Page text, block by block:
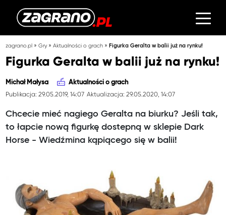
zagrano.pl »Gry»Aktualności o grach »Figurka Geralta w balii już na rynku!
Figurka Geralta w balii już na rynku!
Michał Małysa Aktualności o grach
Publikacja: 29.05.2019, 14:07 Aktualizacja: 29.05.2020, 14:07
Chcecie mieć nagiego Geralta na biurku? Jeśli tak,
to łapcie nową figurkę dostepną w sklepie Dark
Horse - Wiedźmina kąpiącego się w balii!